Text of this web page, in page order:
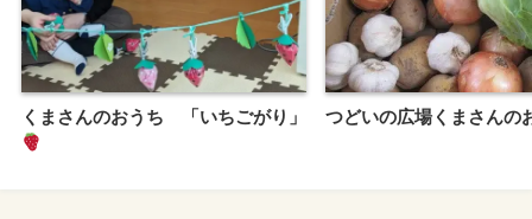
くまさんのおうち 「いちごがり」 つどいの広場くまさんの